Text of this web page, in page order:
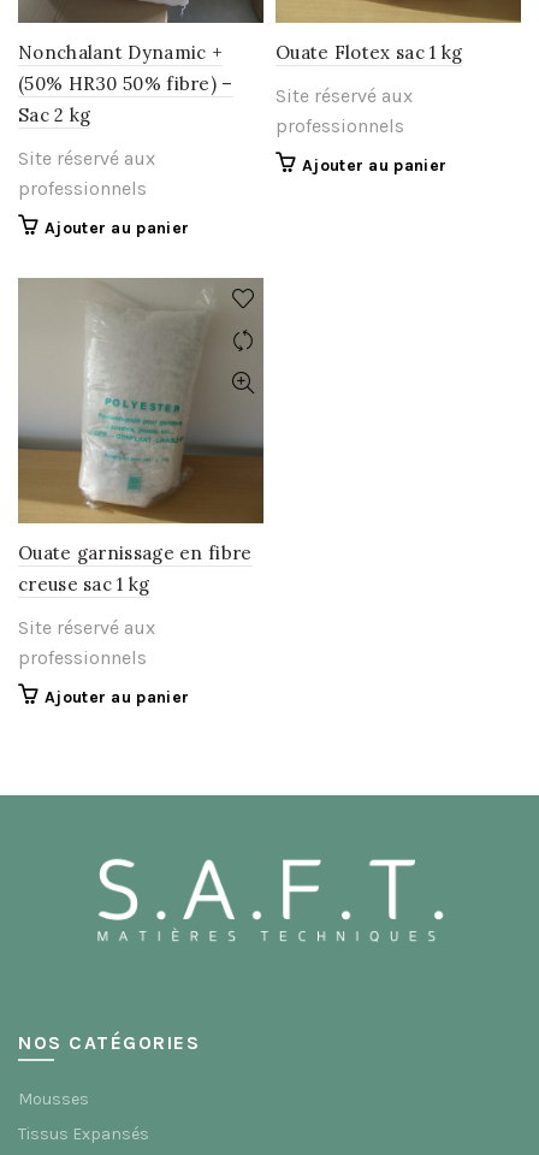
Nonchalant Dynamic +
(50% HR30 50% fibre) –
Sac 2 kg
Site réservé aux
professionnels
Ajouter au panier
Ouate Flotex sac 1 kg
Site réservé aux
professionnels
Ajouter au panier
Ouate garnissage en fibre
creuse sac 1 kg
Site réservé aux
professionnels
Ajouter au panier
NOS CATÉGORIES
Mousses
Tissus Expansés